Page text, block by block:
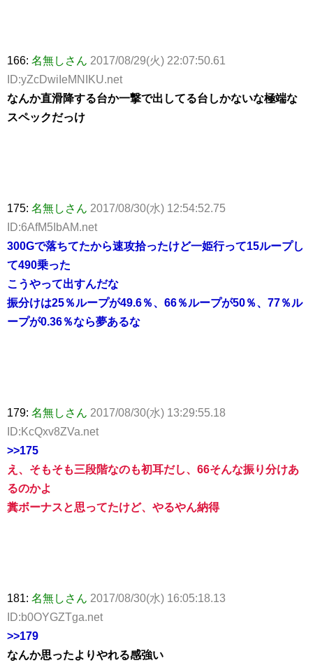
166: 名無しさん 2017/08/29(火) 22:07:50.61
ID:yZcDwiIeMNIKU.net
なんか直滑降する台か一撃で出してる台しかないな極端な
スペックだっけ
175: 名無しさん 2017/08/30(水) 12:54:52.75
ID:6AfM5IbAM.net
300Gで落ちてたから速攻拾ったけど一姫行って15ループし
て490乗った
こうやって出すんだな
振分けは25％ループが49.6％、66％ループが50％、77％ル
ープが0.36％なら夢あるな
179: 名無しさん 2017/08/30(水) 13:29:55.18
ID:KcQxv8ZVa.net
>>175
え、そもそも三段階なのも初耳だし、66そんな振り分けあ
るのかよ
糞ボーナスと思ってたけど、やるやん納得
181: 名無しさん 2017/08/30(水) 16:05:18.13
ID:b0OYGZTga.net
>>179
なんか思ったよりやれる感強い